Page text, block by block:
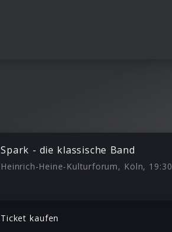
Spark - die klassische Band
Heinrich-Heine-Kulturforum, Köln, 19:30
Ticket kaufen